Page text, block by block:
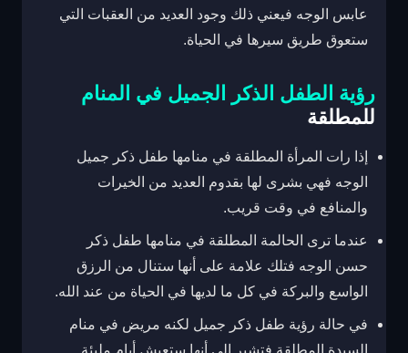
عابس الوجه فيعني ذلك وجود العديد من العقبات التي
ستعوق طريق سيرها في الحياة.
رؤية الطفل الذكر الجميل في المنام
للمطلقة
إذا رات المرأة المطلقة في منامها طفل ذكر جميل
الوجه فهي بشرى لها بقدوم العديد من الخيرات
والمنافع في وقت قريب.
عندما ترى الحالمة المطلقة في منامها طفل ذكر
حسن الوجه فتلك علامة على أنها ستنال من الرزق
الواسع والبركة في كل ما لديها في الحياة من عند الله.
في حالة رؤية طفل ذكر جميل لكنه مريض في منام
السيدة المطلقة فتشير إلى أنها ستعيش أيام مليئة